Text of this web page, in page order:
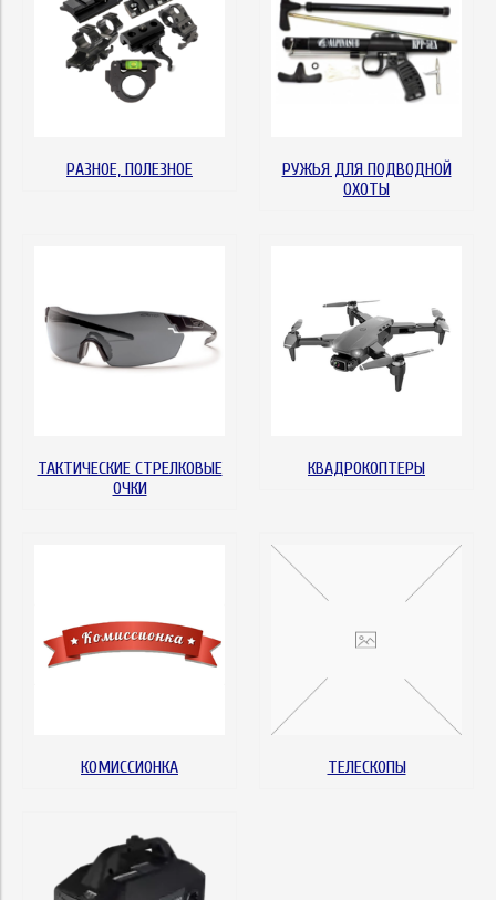
РАЗНОЕ, ПОЛЕЗНОЕ
РУЖЬЯ ДЛЯ ПОДВОДНОЙ
ОХОТЫ
ТАКТИЧЕСКИЕ СТРЕЛКОВЫЕ
ОЧКИ
КВАДРОКОПТЕРЫ
КОМИССИОНКА ТЕЛЕСКОПЫ